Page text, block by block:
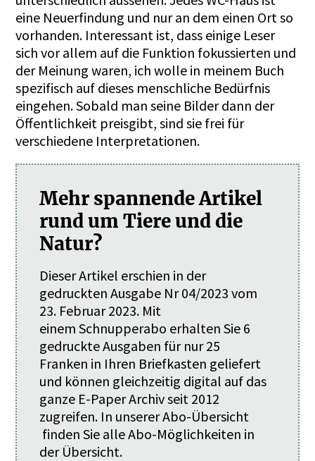
eine Neuerfindung und nur an dem einen Ort so
vorhanden. Interessant ist, dass einige Leser
sich vor allem auf die Funktion fokussierten und
der Meinung waren, ich wolle in meinem Buch
spezifisch auf dieses menschliche Bedürfnis
eingehen. Sobald man seine Bilder dann der
Öffentlichkeit preisgibt, sind sie frei für
verschiedene Interpretationen.
Mehr spannende Artikel
rund um Tiere und die
Natur?
Dieser Artikel erschien in der
gedruckten Ausgabe Nr 04/2023 vom
23. Februar 2023. Mit
einemSchnupperabo erhalten Sie 6
gedruckte Ausgaben für nur 25
Franken in Ihren Briefkasten geliefert
und können gleichzeitig digital auf das
ganze E-Paper Archiv seit 2012
zugreifen. In unsererAbo-Übersicht
finden Sie alle Abo-Möglichkeiten in
der Übersicht.